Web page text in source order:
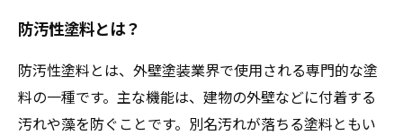
防汚性塗料とは？
防汚性塗料とは、外壁塗装業界で使用される専門的な塗
料の一種です。主な機能は、建物の外壁などに付着する
汚れや藻を防ぐことです。別名汚れが落ちる塗料ともい